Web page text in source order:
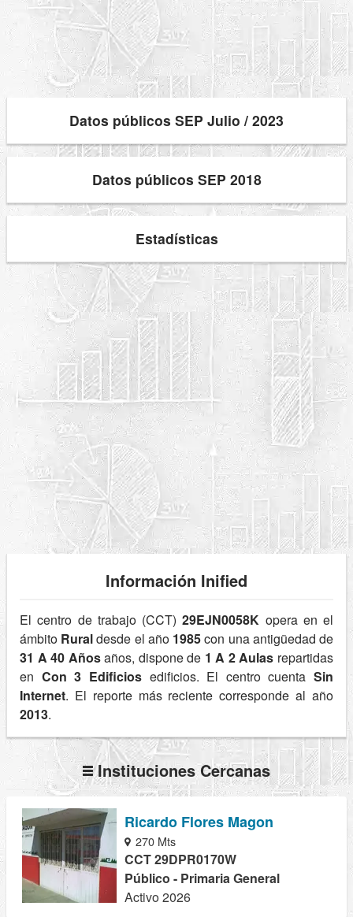
Datos públicos SEP Julio / 2023
Datos públicos SEP 2018
Estadísticas
Información Inified
El centro de trabajo (CCT)29EJN0058K opera en el
ámbito Ruraldesde el año 1985con una antigüedad de
31 A 40 Añosaños, dispone de 1 A 2 Aulas repartidas
en Con 3 Edificiosedificios. El centro cuenta Sin
Internet. El reporte más reciente corresponde al año
2013.
Instituciones Cercanas
Ricardo Flores Magon
270 Mts
CCT 29DPR0170W
Público - Primaria General
Activo 2026